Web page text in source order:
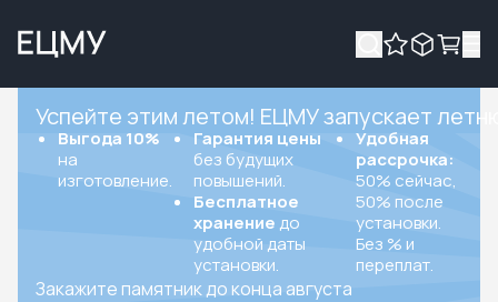
Успейте этим летом! ЕЦМУ запускает
Выгода 10%
на
изготовление.
Гарантия цены
без будущих
повышений.
Бесплатное
хранение до
удобной даты
установки.
Удобная
рассрочка:
50% сейчас,
50% после
установки.
Без % и
переплат.
Закажите памятник до конца августа